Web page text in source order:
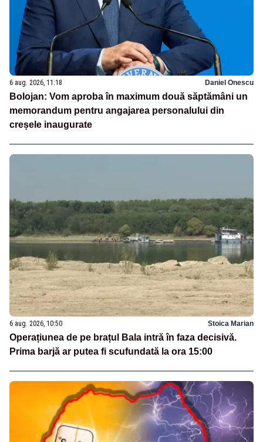
6 aug. 2026, 11:18 Daniel Onescu
Bolojan: Vom aproba în maximum două săptămâni un
memorandum pentru angajarea personalului din
creșele inaugurate
6 aug. 2026, 10:50 Stoica Marian
Operațiunea de pe brațul Bala intră în faza decisivă.
Prima barjă ar putea fi scufundată la ora 15:00